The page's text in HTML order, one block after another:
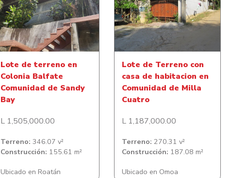
Lote de terreno en Colonia
Balfate Comunidad de
Sandy Bay
Lote de terreno en
Colonia Balfate
Comunidad de Sandy
Bay
L 1,505,000.00
Terreno: 346.07 v²
Construcción: 155.61 m²
Ubicado en Roatán
Lote de Terreno con casa
de habitacion en Comunidad
de Milla Cuatro
Lote de Terreno con
casa de habitacion en
Comunidad de Milla
Cuatro
L 1,187,000.00
Terreno: 270.31 v²
Construcción: 187.08 m²
Ubicado en Omoa